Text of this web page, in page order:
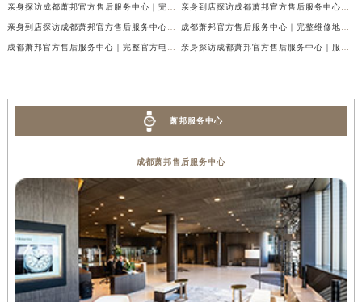
亲身探访成都萧邦官方售后服务中心｜完整网点地址及官方热线（2026年7月最新） 亲身到店探访成都萧邦官方售后服务中心｜最新地址和24小时售后电话（2026年7月最新）
亲身到店探访成都萧邦官方售后服务中心｜详细地址与售后服务电话（2026年7月最新） 成都萧邦官方售后服务中心｜完整维修地址及售后电话权威信息公示（2026年7月最新）
成都萧邦官方售后服务中心｜完整官方电话和网点地址权威信息公示（2026年7月最新） 亲身探访成都萧邦官方售后服务中心｜服务热线及全部网点地址（2026年7月最新）
萧邦服务中心
成都萧邦售后服务中心